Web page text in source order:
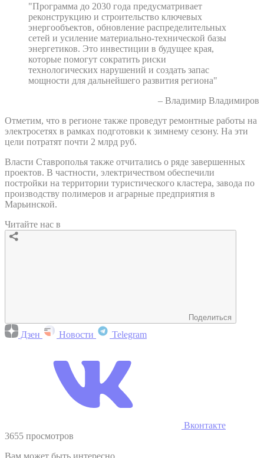
"Программа до 2030 года предусматривает
реконструкцию и строительство ключевых
энергообъектов, обновление распределительных
сетей и усиление материально-технической базы
энергетиков. Это инвестиции в будущее края,
которые помогут сократить риски
технологических нарушений и создать запас
мощности для дальнейшего развития региона"
– Владимир Владимиров
Отметим, что в регионе также проведут ремонтные работы на
электросетях в рамках подготовки к зимнему сезону. На эти
цели потратят почти 2 млрд руб.
Власти Ставрополья также отчитались о ряде завершенных
проектов. В частности, электричеством обеспечили
постройки на территории туристического кластера, завода по
производству полимеров и аграрные предприятия в
Марьинской.
Читайте нас в
Поделиться
Дзен Новости Telegram
Вконтакте
3655 просмотров
Вам может быть интересно